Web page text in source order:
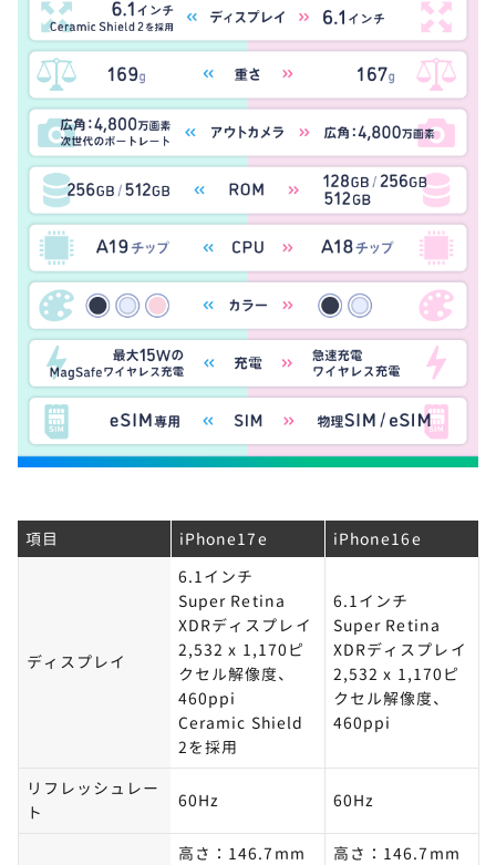
項目 iPhone17e iPhone16e
ディスプレイ
6.1インチ
Super Retina
XDRディスプレイ
2,532 x 1,170ピ
クセル解像度、
460ppi
Ceramic Shield
2を採用
6.1インチ
Super Retina
XDRディスプレイ
2,532 x 1,170ピ
クセル解像度、
460ppi
リフレッシュレー
ト
60Hz 60Hz
高さ：146.7mm
高さ：146.7mm